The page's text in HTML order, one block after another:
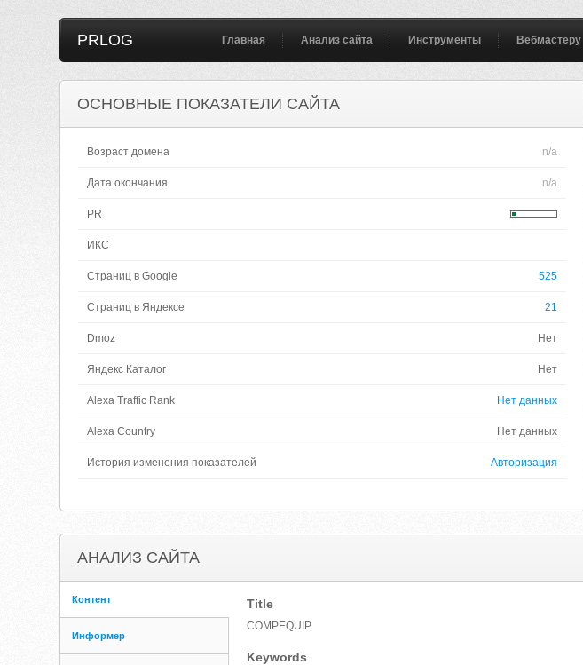
PRLOG Главная Анализ сайта Инструменты Вебмастеру
ОСНОВНЫЕ ПОКАЗАТЕЛИ САЙТА
Возраст домена n/a
Дата окончания n/a
PR
ИКС
Страниц в Google 525
Страниц в Яндексе 21
Dmoz Нет
Яндекс Каталог Нет
Alexa Traffic Rank Нет данных
Alexa Country Нет данных
История изменения показателей Авторизация
АНАЛИЗ САЙТА
Контент
Информер
Title
COMPEQUIP
Keywords